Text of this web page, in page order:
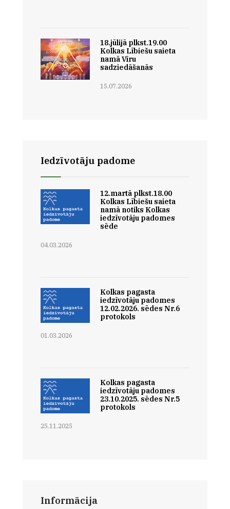
18.jūlijā plkst.19.00
Kolkas Lībiešu saieta
namā Vīru
sadziedāšanās
15.07.2026
Iedzīvotāju padome
12.martā plkst.18.00
Kolkas Lībiešu saieta
namā notiks Kolkas
iedzīvotāju padomes
sēde
04.03.2026
Kolkas pagasta
iedzīvotāju padomes
12.02.2026. sēdes Nr.6
protokols
01.03.2026
Kolkas pagasta
iedzīvotāju padomes
23.10.2025. sēdes Nr.5
protokols
25.11.2025
Informācija